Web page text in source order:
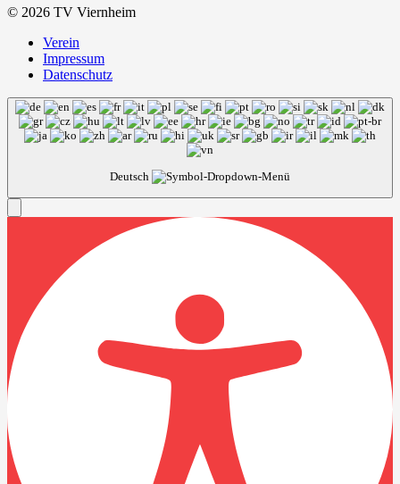
© 2026 TV Viernheim
Verein
Impressum
Datenschutz
Deutsch